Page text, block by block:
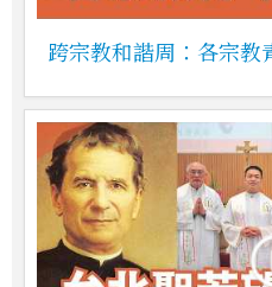
跨宗教和諧周：各宗